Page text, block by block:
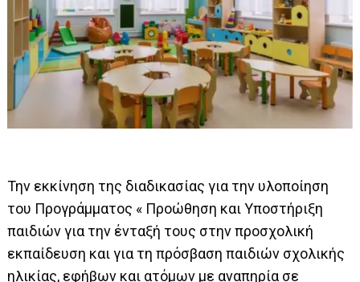
Την εκκίνηση της διαδικασίας για την υλοποίηση
του Προγράµµατος « Προώθηση και Υποστήριξη
παιδιών για την ένταξή τους στην προσχολική
εκπαίδευση και για τη πρόσβαση παιδιών σχολικής
ηλικίας, εφήβων και ατόµων µε αναπηρία σε